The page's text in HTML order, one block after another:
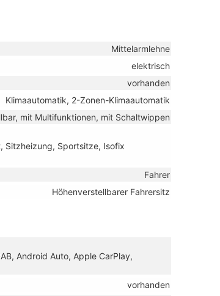
Mittelarmlehne
elektrisch
vorhanden
Klimaautomatik, 2-Zonen-Klimaautomatik
mit Multifunktionen, mit Schaltwippen
Sitzheizung, Sportsitze, Isofix
Fahrer
Höhenverstellbarer Fahrersitz
Android Auto, Apple CarPlay,
vorhanden